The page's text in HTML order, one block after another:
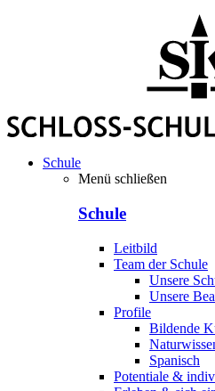
Schule
Menü schließen
Schule
Leitbild
Team der Schule
Unsere
Unsere
Profile
Bildende
Spanisch
Potentiale &